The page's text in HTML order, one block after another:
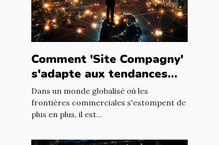
Comment 'Site Compagny'
s'adapte aux tendances
internationales du marché
en ligne
Dans un monde globalisé où les
frontières commerciales s'estompent de
plus en plus, il est...